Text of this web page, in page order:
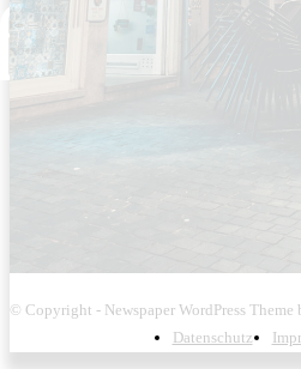
© Copyright - Newspaper WordPress Theme
Datenschutz